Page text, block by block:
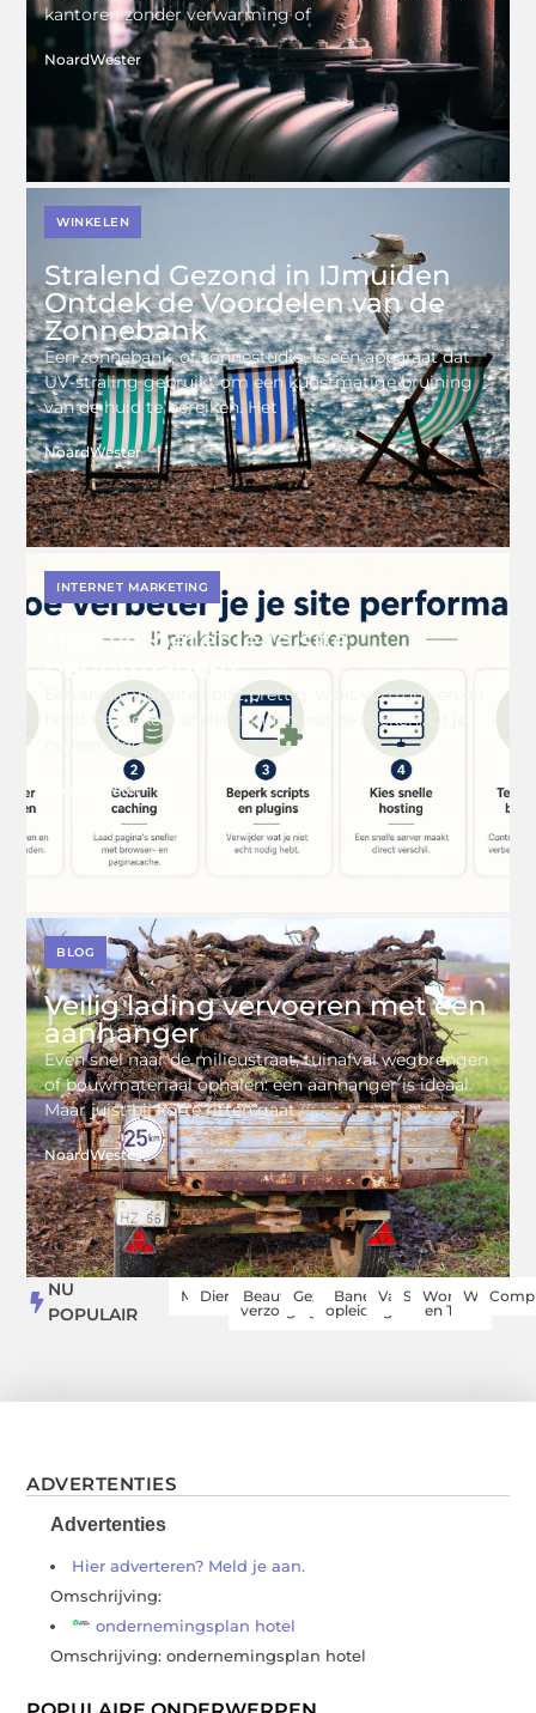
NU
POPULAIR
MediaDienstverlening
Beauty en
verzorging
Gezondheid
Banen en
opleidingen
Vakantie
SportWoning
en Tuin
Winkelen
kantoren zonder verwarming of
NoardWester
WINKELEN
Stralend Gezond in IJmuiden
Ontdek de Voordelen van de
Zonnebank
Een zonnebank, of zonnestudio, is een apparaat dat
UV-straling gebruikt om een kunstmatige bruining
van de huid te bereiken. Het
NoardWester
INTERNET MARKETING
Hoe verbeter je je site
performance?
Een snelle website voelt prettig, wekt vertrouwen en
helpt bezoekers sneller vinden wat ze zoeken. Of je
nu een blog,
NoardWester
BLOG
Veilig lading vervoeren met een
aanhanger
Even snel naar de milieustraat, tuinafval wegbrengen
of bouwmateriaal ophalen: een aanhanger is ideaal.
Maar juist bij korte ritten gaat
NoardWester
ADVERTENTIES
Advertenties
Hier adverteren? Meld je aan.
Omschrijving:
ondernemingsplan hotel
Omschrijving: ondernemingsplan hotel